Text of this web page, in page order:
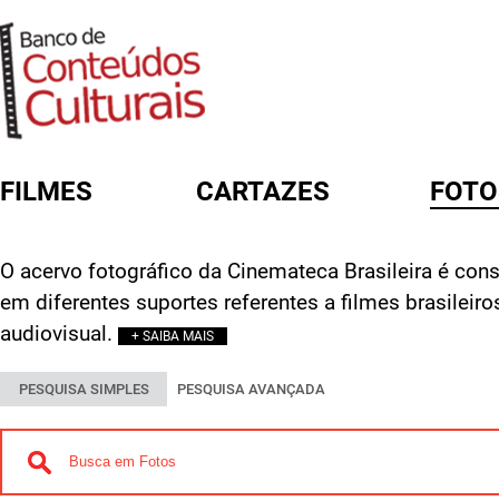
FILMES CARTAZES
O acervo fotográfico da Cinemateca Brasileira é
em diferentes suportes referentes a filmes
audiovisual.
+ SAIBA MAIS
PESQUISA SIMPLES PESQUISA AVANÇADA
FORMULÁRIO DE BUSCA